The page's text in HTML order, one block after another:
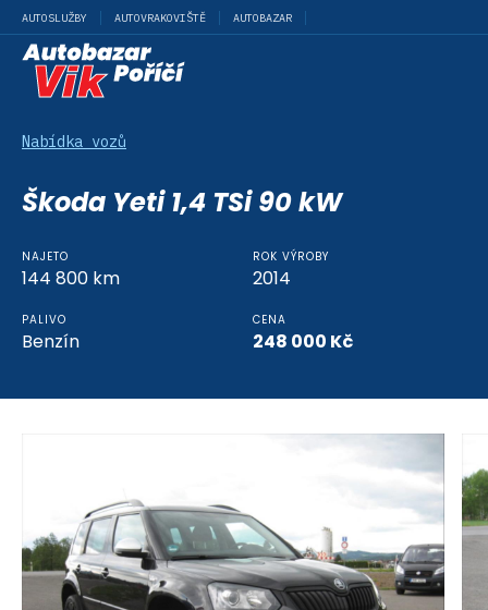
AUTOSLUŽBY AUTOVRAKOVIŠTĚ AUTOBAZAR
Nabídka vozů
Škoda Yeti 1,4 TSi 90 kW
NAJETO
144 800 km
ROK VÝROBY
2014
PALIVO
Benzín
CENA
248 000 Kč